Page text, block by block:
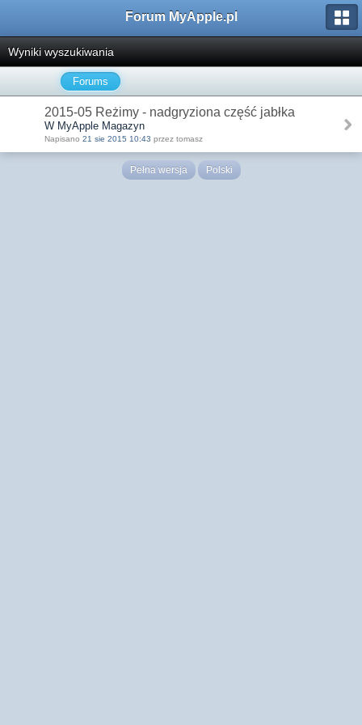
Forum MyApple.pl
Wyniki wyszukiwania
Forums
2015-05 Reżimy - nadgryziona część jabłka
W MyApple Magazyn
Napisano 21 sie 2015 10:43 przez tomasz
Pełna wersja Polski